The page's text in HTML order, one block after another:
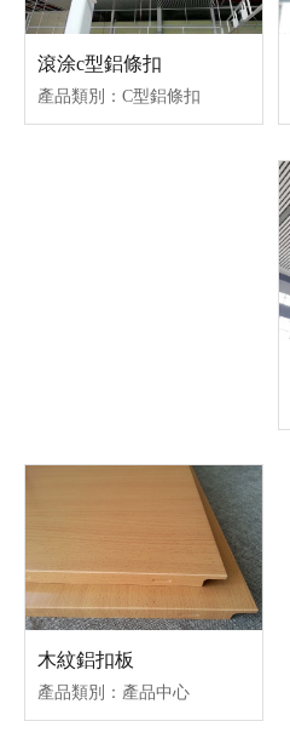
滾涂c型鋁條扣
產品類別：C型鋁條扣
木紋鋁扣板
產品類別：產品中心